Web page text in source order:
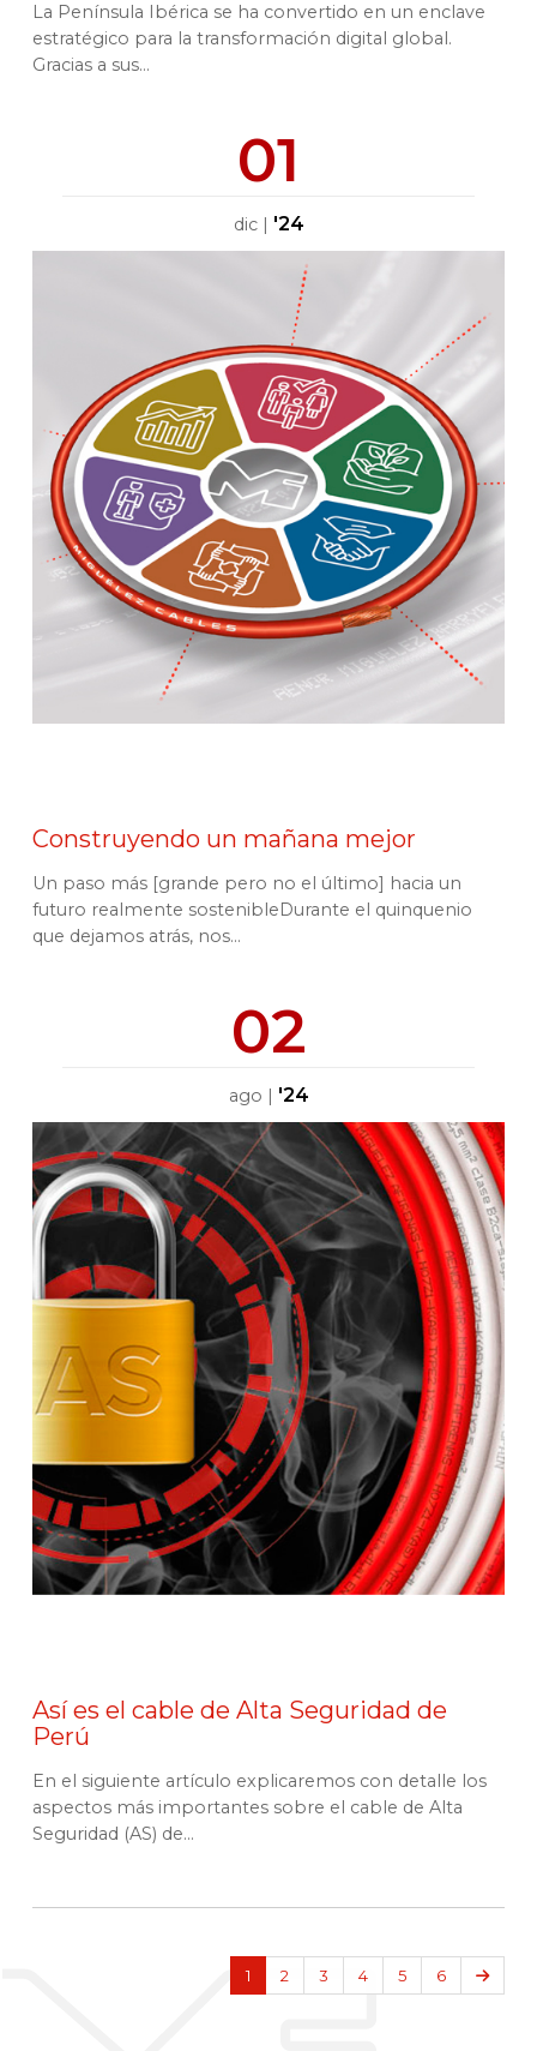
La Península Ibérica se ha convertido en un enclave
estratégico para la transformación digital global.
Gracias a sus...
01
dic| '24
Construyendo un mañana mejor
Un paso más [grande pero no el último] hacia un
futuro realmente sostenibleDurante el quinquenio
que dejamos atrás, nos...
02
ago | '24
Así es el cable de Alta Seguridad de
Perú
En el siguiente artículo explicaremos con detalle los
aspectos más importantes sobre el cable de Alta
Seguridad (AS) de...
1 2 3 4 5 6